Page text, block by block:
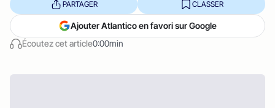
Écoutez cet article0:00min
PARTAGER CLASSER
Ajouter Atlantico en favori sur Google